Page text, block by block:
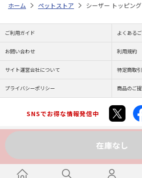
在庫なし
ホーム ペットストア シーザー トッピン
ご利用ガイド よくある
お問い合わせ 利用規約
サイト運営会社について 特定商取
プライバシーポリシー 商品のご
SNSでお得な情報発信中